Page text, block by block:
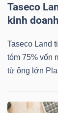
Taseco
kinh
Taseco Land
tóm 75% vốn
từ ông lớn
CHÍNH
CÔNG